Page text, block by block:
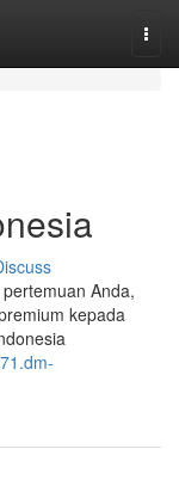
Anda,
kepada